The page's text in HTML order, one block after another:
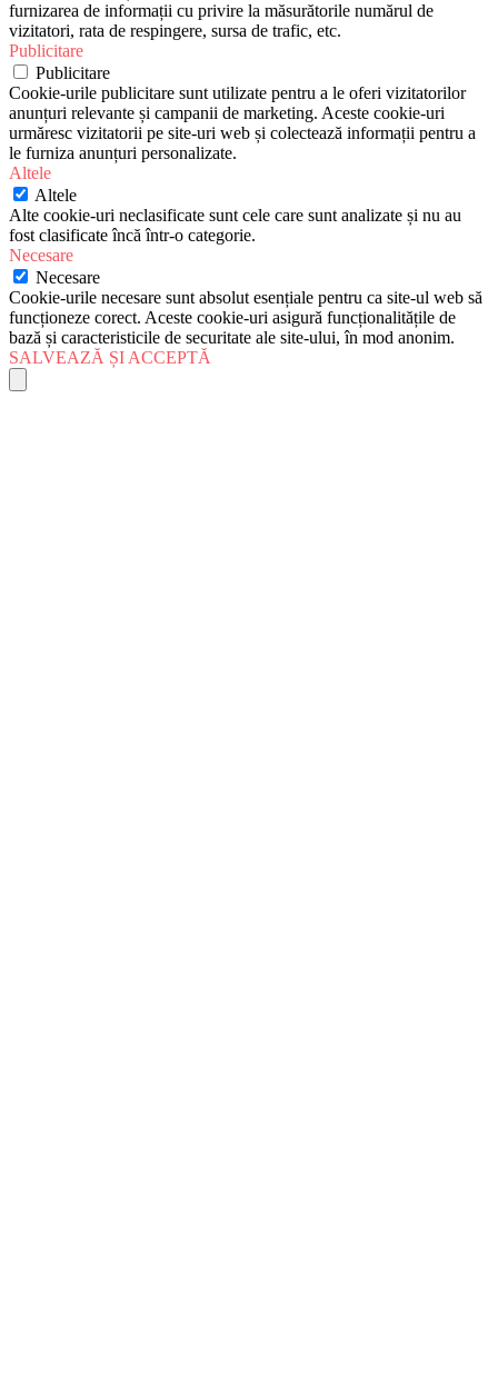
furnizarea de informații cu privire la măsurătorile numărul de
vizitatori, rata de respingere, sursa de trafic, etc.
Publicitare
Publicitare
Cookie-urile publicitare sunt utilizate pentru a le oferi vizitatorilor
anunțuri relevante și campanii de marketing. Aceste cookie-uri
urmăresc vizitatorii pe site-uri web și colectează informații pentru a
le furniza anunțuri personalizate.
Altele
Altele
Alte cookie-uri neclasificate sunt cele care sunt analizate și nu au
fost clasificate încă într-o categorie.
Necesare
Necesare
Cookie-urile necesare sunt absolut esențiale pentru ca site-ul web să
funcționeze corect. Aceste cookie-uri asigură funcționalitățile de
bază și caracteristicile de securitate ale site-ului, în mod anonim.
SALVEAZĂ ȘI ACCEPTĂ